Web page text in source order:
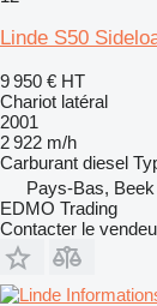
Linde S50
9 950 € HT
Chariot latéral
2001
2 922 m/h
Carburant diesel
Pays-Bas, Beek
EDMO Trading
Contacter le